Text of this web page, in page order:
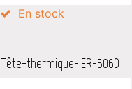
En stock
Tête-thermique-IER-506D